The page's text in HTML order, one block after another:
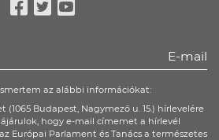
az alábbi információkat:
Budapest, Nagymező u. 15.) hírlevelére
hogy e-mail címemet a hírlevél
Európai Parlament és Tanács a természetes